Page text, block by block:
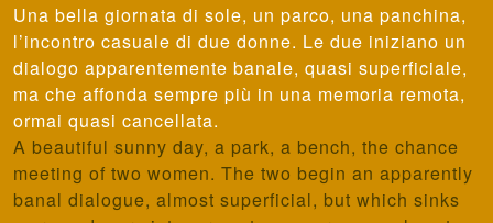
Una bella giornata di sole, un parco, una panchina,
l’incontro casuale di due donne. Le due iniziano un
dialogo apparentemente banale, quasi superficiale,
ma che affonda sempre più in una memoria remota,
ormai quasi cancellata.
A beautiful sunny day, a park, a bench, the chance
meeting of two women. The two begin an apparently
banal dialogue, almost superficial, but which sinks